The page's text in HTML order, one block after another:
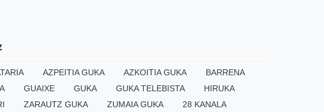
AZPEITIA GUKA AZKOITIA GUKA
BARRENA
GUAIXE GUKA GUKA TELEBISTA
HIRUKA
ZARAUTZ GUKA ZUMAIA GUKA 28 KANALA